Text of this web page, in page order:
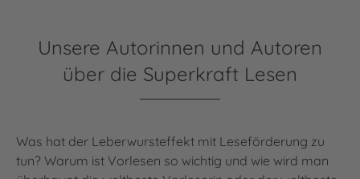
Unsere Autorinnen und Autoren
über die Superkraft Lesen
Was hat der Leberwursteffekt mit Leseförderung zu
tun? Warum ist Vorlesen so wichtig und wie wird man